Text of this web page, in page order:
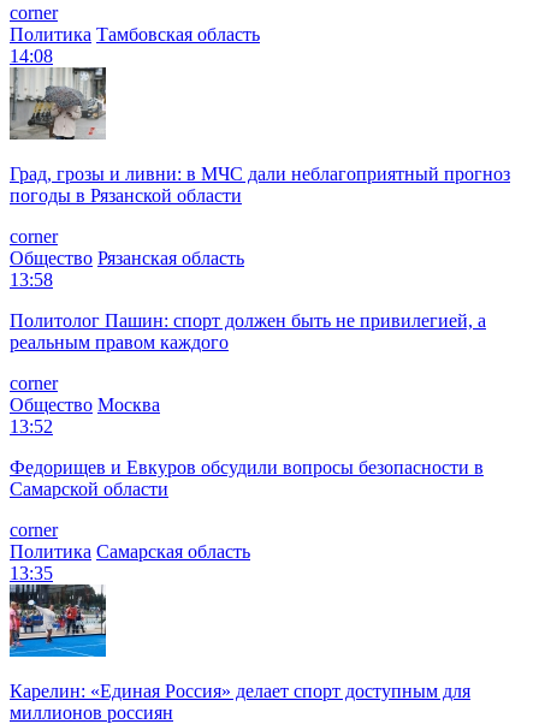
corner
Политика Тамбовская область
14:08
Град, грозы и ливни: в МЧС дали неблагоприятный прогноз
погоды в Рязанской области
corner
Общество Рязанская область
13:58
Политолог Пашин: спорт должен быть не привилегией, а
реальным правом каждого
corner
Общество Москва
13:52
Федорищев и Евкуров обсудили вопросы безопасности в
Самарской области
corner
Политика Самарская область
13:35
Карелин: «Единая Россия» делает спорт доступным для
миллионов россиян